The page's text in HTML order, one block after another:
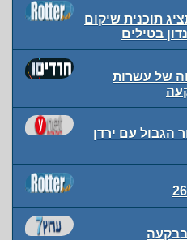
תוכנית שיקום
של עשרות
הגבול עם ירדן